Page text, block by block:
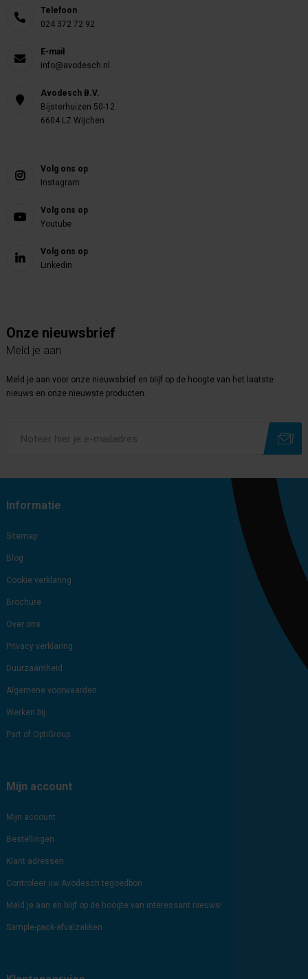
Telefoon
024 372 72 92
E-mail
info@avodesch.nl
Avodesch B.V.
Bijsterhuizen 50-12
6604 LZ Wijchen
Volg ons op
Instagram
Volg ons op
Youtube
Volg ons op
Linkedin
Onze nieuwsbrief
Meld je aan
Meld je aan voor onze nieuwsbrief en blijf op de hoogte van het laatste
nieuws en onze nieuwste producten.
Informatie
Sitemap
Blog
Cookie verklaring
Brochure
Over ons
Privacy verklaring
Duurzaamheid
Algemene voorwaarden
Werken bij
Part of OptiGroup
Mijn account
Mijn account
Bestellingen
Klant adressen
Controleer uw Avodesch tegoedbon
Meld je aan en blijf op de hoogte van interessant nieuws!
Sample-pack-afvalzakken